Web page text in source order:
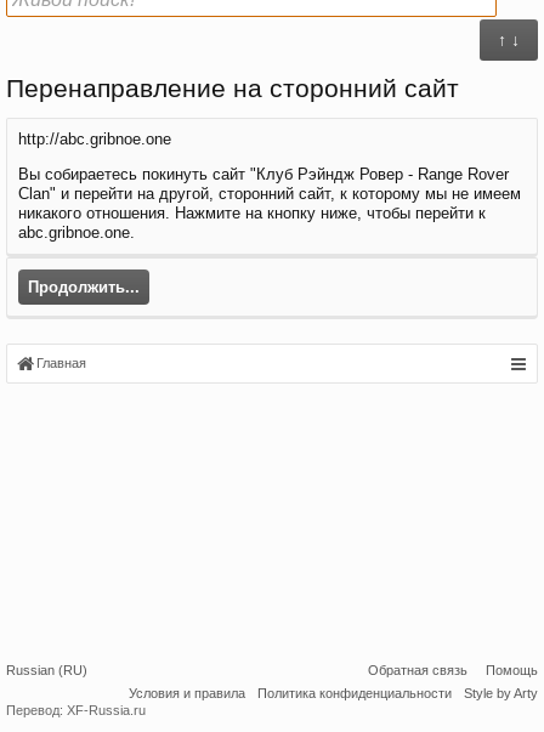
↑ ↓
Перенаправление на сторонний сайт
http://abc.gribnoe.one
Вы собираетесь покинуть сайт "Клуб Рэйндж Ровер - Range Rover
Clan" и перейти на другой, сторонний сайт, к которому мы не имеем
никакого отношения. Нажмите на кнопку ниже, чтобы перейти к
abc.gribnoe.one.
Продолжить...
Главная
Russian (RU) Обратная связь
Помощь
Условия и правила
Политика конфиденциальности
Style by Arty
Перевод: XF-Russia.ru